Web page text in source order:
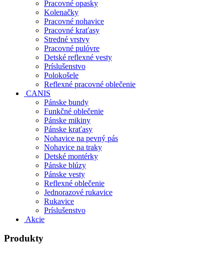
Pracovné opasky
Kolenačky
Pracovné nohavice
Pracovné kraťasy
Stredné vrstvy
Pracovné pulóvre
Detské reflexné vesty
Príslušenstvo
Polokošele
Reflexné pracovné oblečenie
CANIS
Pánske bundy
Funkčné oblečenie
Pánske mikiny
Pánske kraťasy
Nohavice na pevný pás
Nohavice na traky
Detské montérky
Pánske blúzy
Pánske vesty
Reflexné oblečenie
Jednorazové rukavice
Rukavice
Príslušenstvo
Akcie
Produkty